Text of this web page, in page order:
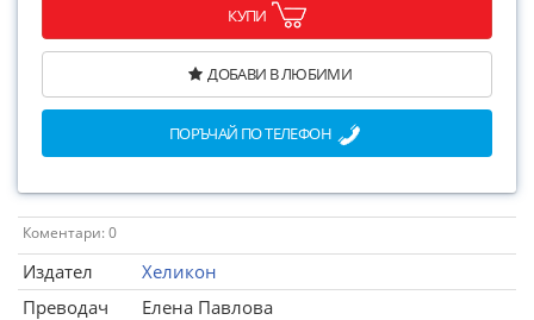
КУПИ
ДОБАВИ В ЛЮБИМИ
ПОРЪЧАЙ ПО ТЕЛЕФОН
Коментари: 0
Издател
Хеликон
Преводач
Елена Павлова